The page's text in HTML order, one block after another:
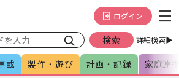
詳細検索▶
ログイン
載 製作・遊び 計画・記録 家庭連